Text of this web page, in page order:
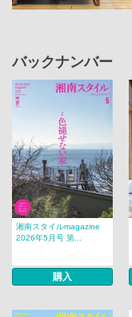
バックナンバー
湘南スタイルmagazine
2026年5月号 第...
購入